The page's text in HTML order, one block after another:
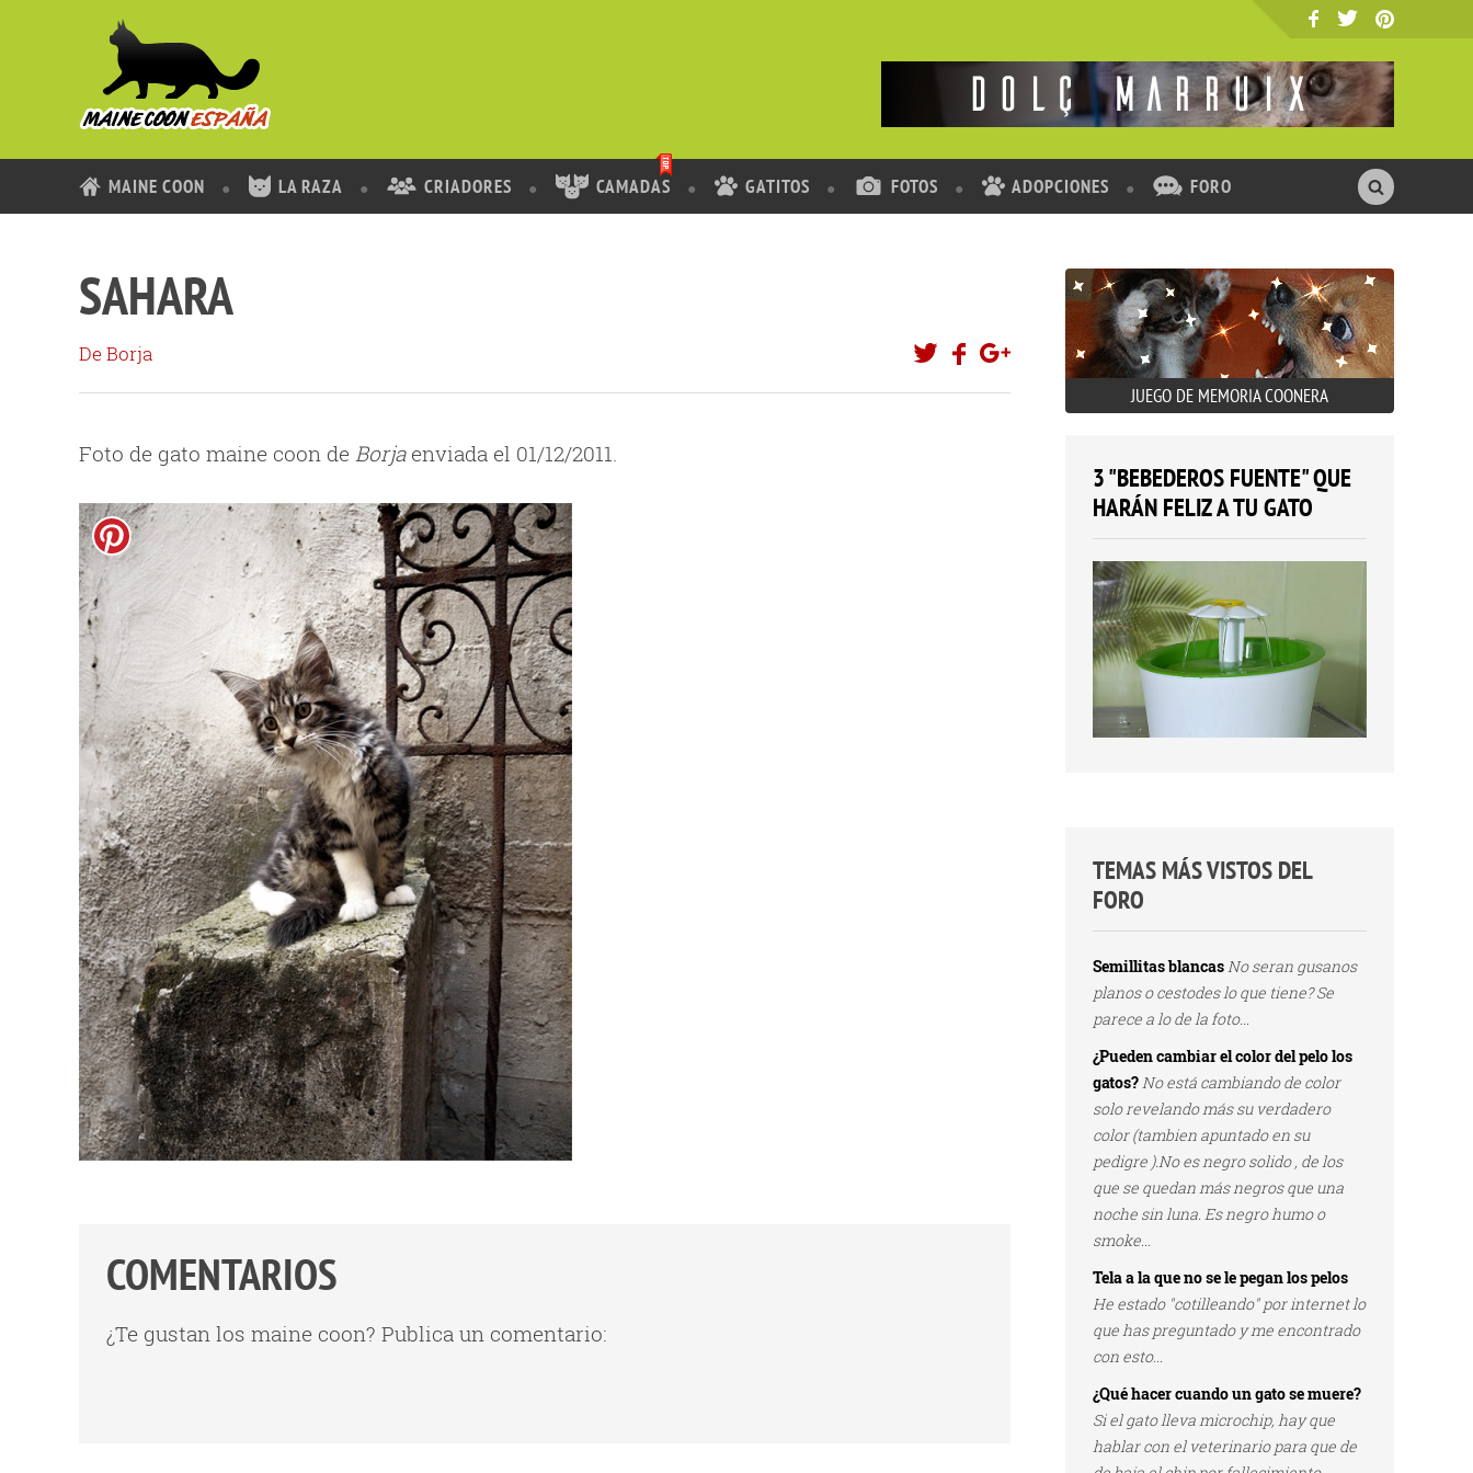
MAINE COON LA RAZA CRIADORES CAMADAS GATITOS FOTOS ADOPCIONES FORO
SAHARA
De Borja
Foto de gato maine coon de Borjaenviada el 01/12/2011.
COMENTARIOS
¿Te gustan los maine coon? Publica un comentario:
JUEGO DE MEMORIA COONERA
3 "BEBEDEROS FUENTE" QUE
HARÁN FELIZ A TU GATO
TEMAS MÁS VISTOS DEL
FORO
Semillitas blancasNo seran gusanos
planos o cestodes lo que tiene? Se
parece a lo de la foto...
¿Pueden cambiar el color del pelo los
gatos?No está cambiando de color
solo revelando más su verdadero
color (tambien apuntado en su
pedigre ).No es negro solido , de los
que se quedan más negros que una
noche sin luna. Es negro humo o
smoke...
Tela a la que no se le pegan los pelos
He estado "cotilleando" por internet lo
que has preguntado y me encontrado
con esto...
¿Qué hacer cuando un gato se muere?
Si el gato lleva microchip, hay que
hablar con el veterinario para que de